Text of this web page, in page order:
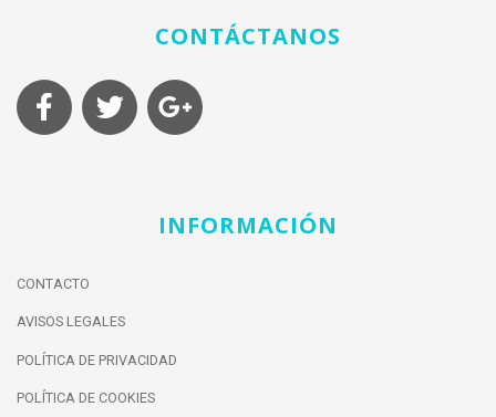
CONTÁCTANOS
INFORMACIÓN
CONTACTO
AVISOS LEGALES
POLÍTICA DE PRIVACIDAD
POLÍTICA DE COOKIES